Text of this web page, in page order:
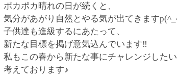
ポカポカ晴れの日が続くと、
気分があがり自然とやる気が出てきます
子供達も進級するにあたって、
新たな目標を掲げ意気込んでいます‼︎
私もこの春から新たな事にチャレンジした
考えております♪